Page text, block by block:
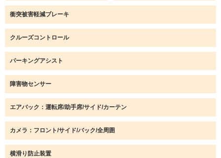
衝突被害軽減ブレーキ
クルーズコントロール
パーキングアシスト
障害物センサー
エアバック：運転席/助手席/サイド/カーテン
カメラ：フロント/サイド/バック/全周囲
横滑り防止装置